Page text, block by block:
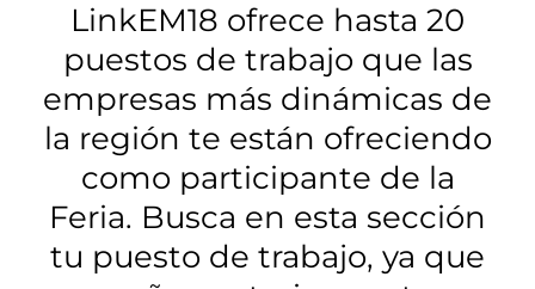
LinkEM18 ofrece hasta 20
puestos de trabajo que las
empresas más dinámicas de
la región te están ofreciendo
como participante de la
Feria. Busca en esta sección
tu puesto de trabajo, ya que